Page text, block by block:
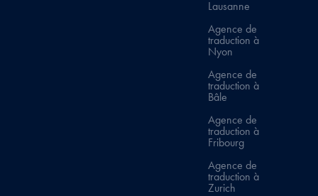
Lausanne
Agence de
traduction à
Nyon
Agence de
traduction à
Bâle
Agence de
traduction à
Fribourg
Agence de
traduction à
Zurich